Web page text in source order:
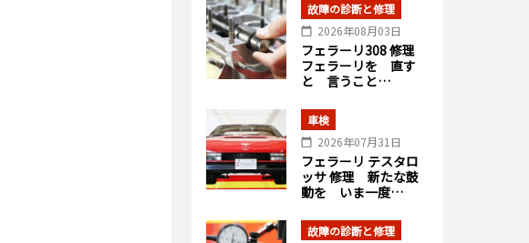
故障の診断と修理
2026年08月03日
フェラーリ308 修理
フェラーリを 直す
と 言うこと…
車検
2026年07月31日
フェラーリ テスタロ
ッサ 修理 新たな鼓
動を いま一度…
故障の診断と修理